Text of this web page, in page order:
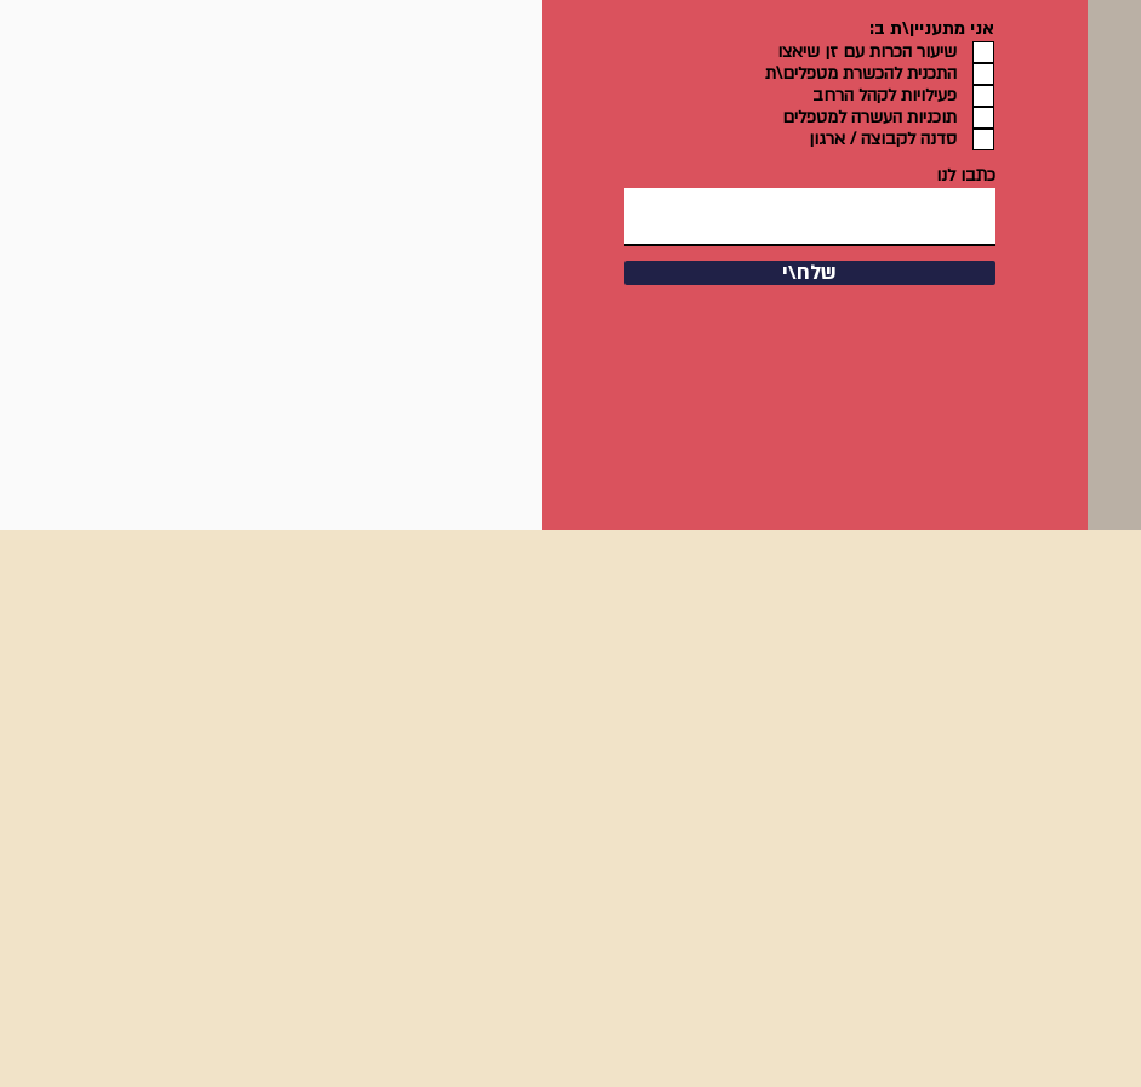
אני מתעניין\ת ב:
שיעור הכרות עם זן שיאצו
התכנית להכשרת מטפלים\ת
פעילויות לקהל הרחב
תוכניות העשרה למטפלים
סדנה לקבוצה / ארגון
כתבו לנו
שלח\י